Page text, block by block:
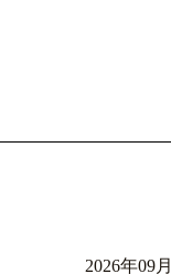
2026年09月